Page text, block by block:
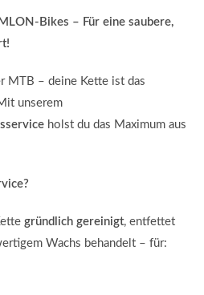
Bikes – Für eine saubere,
MTB – deine Kette ist das
unserem
holst du das Maximum aus
gründlich gereinigt, entfettet
Wachs behandelt – für: